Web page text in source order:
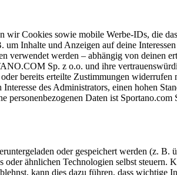
Cookies sowie mobile Werbe-IDs, die
Inhalte und Anzeigen auf deine
verwendet werden – abhängig von deinen
Sp. z o.o. und ihre
bereits erteilte Zustimmungen
des Administrators, einen hohen
personenbezogenen Daten ist Sportano.com
oder gespeichert werden (z.
ähnlichen Technologien selbst
kann dies dazu führen, dass wichtige